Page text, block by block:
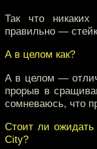
Так что
правильно —
А в целом как?
А в целом —
прорыв в
сомневаюсь, что
Стоит ли
City?